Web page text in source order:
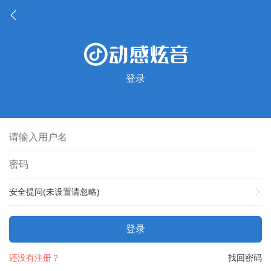
登录
安全提问(未设置请忽略)
登录
找回密码
还没有注册？